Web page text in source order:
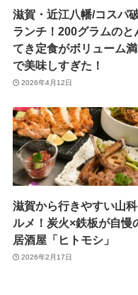
滋賀・近江八幡/コスパ
ランチ！200グラムのと
てき定食がボリューム
で美味しすぎた！
2026年4月12日
滋賀から行きやすい山
ルメ！炭火×鉄板が自慢
居酒屋「ヒトモシ」
2026年2月17日